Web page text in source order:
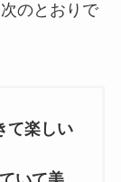
のとおりで
て楽しい